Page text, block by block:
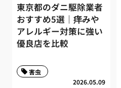
東京都のダニ駆除業者
おすすめ5選｜痒みや
アレルギー対策に強い
優良店を比較
2026.05.09
害虫